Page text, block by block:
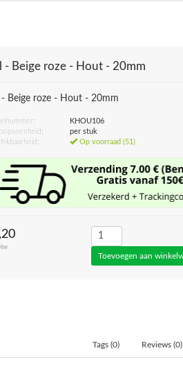
- Beige roze - Hout - 20mm
- Beige roze - Hout - 20mm
KHOU106
per stuk
Op voorraad (51)
Reviews (0)
Tags (0)